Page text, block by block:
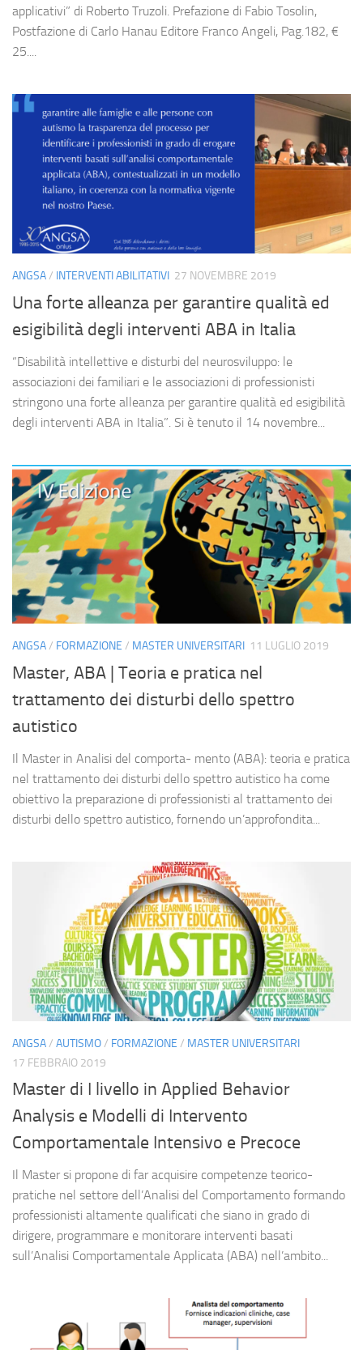
applicativi” di Roberto Truzoli. Prefazione di Fabio Tosolin,
Postfazione di Carlo Hanau Editore Franco Angeli, Pag.182, €
25....
ANGSA/ INTERVENTI ABILITATIVI 27 NOVEMBRE 2019
Una forte alleanza per garantire qualità ed
esigibilità degli interventi ABA in Italia
“Disabilità intellettive e disturbi del neurosviluppo: le
associazioni dei familiari e le associazioni di professionisti
stringono una forte alleanza per garantire qualità ed esigibilità
degli interventi ABA in Italia”. Si è tenuto il 14 novembre...
ANGSA/ FORMAZIONE / MASTER UNIVERSITARI 11 LUGLIO 2019
Master, ABA | Teoria e pratica nel
trattamento dei disturbi dello spettro
autistico
Il Master in Analisi del comporta- mento (ABA): teoria e pratica
nel trattamento dei disturbi dello spettro autistico ha come
obiettivo la preparazione di professionisti al trattamento dei
disturbi dello spettro autistico, fornendo un’approfondita...
ANGSA/ AUTISMO/ FORMAZIONE / MASTER UNIVERSITARI
17 FEBBRAIO 2019
Master di I livello in Applied Behavior
Analysis e Modelli di Intervento
Comportamentale Intensivo e Precoce
Il Master si propone di far acquisire competenze teorico-
pratiche nel settore dell’Analisi del Comportamento formando
professionisti altamente qualificati che siano in grado di
dirigere, programmare e monitorare interventi basati
sull’Analisi Comportamentale Applicata (ABA) nell’ambito...